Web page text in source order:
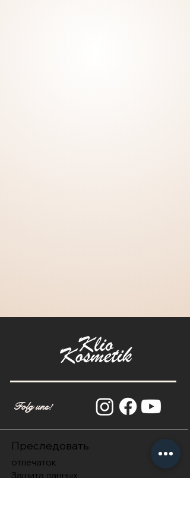
Folguns!
Преследовать
отпечаток
Защита данных